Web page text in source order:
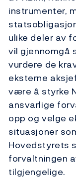
instrumenter,
ulike deler av
vil gjennomgå
vurdere de
eksterne
være å styrke
ansvarlige
opp og velge
situasjoner
Hovedstyrets
forvaltningen
tilgjengelige.